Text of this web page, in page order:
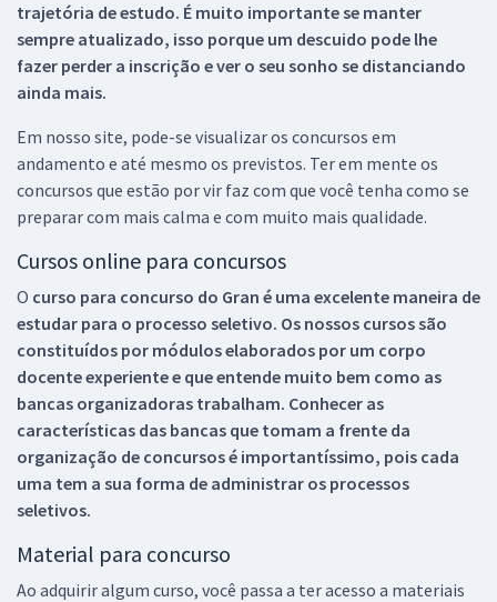
trajetória de estudo. É muito importante se manter
sempre atualizado, isso porque um descuido pode lhe
fazer perder a inscrição e ver o seu sonho se distanciando
ainda mais.
Em nosso site, pode-se visualizar os concursos em
andamento e até mesmo os previstos. Ter em mente os
concursos que estão por vir faz com que você tenha como se
preparar com mais calma e com muito mais qualidade.
Cursos online para concursos
O curso para concurso do Gran é uma excelente maneira de
estudar para o processo seletivo. Os nossos cursos são
constituídos por módulos elaborados por um corpo
docente experiente e que entende muito bem como as
bancas organizadoras trabalham. Conhecer as
características das bancas que tomam a frente da
organização de concursos é importantíssimo, pois cada
uma tem a sua forma de administrar os processos
seletivos.
Material para concurso
Ao adquirir algum curso, você passa a ter acesso a materiais